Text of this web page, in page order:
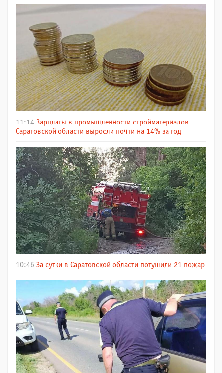
11:14 Зарплаты в промышленности стройматериалов
Саратовской области выросли почти на 14% за год
10:46 За сутки в Саратовской области потушили 21 пожар